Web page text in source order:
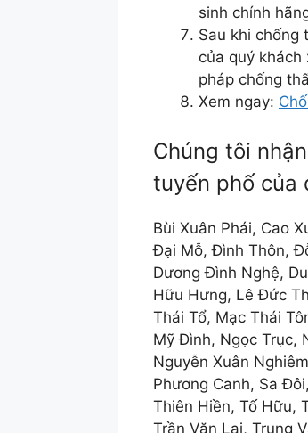
sinh chính
Sau khi chống
của quý
pháp chống
Xem ngay:
Chúng tôi
tuyến phố của
Bùi Xuân Phái, Cao
Đại Mỗ, Đình Thôn,
Dương Đình Nghệ,
Hữu Hưng, Lê Đức
Thái Tổ, Mạc Thái
Mỹ Đình, Ngọc Trục,
Nguyễn Xuân
Phương Canh, Sa
Thiên Hiền, Tố Hữu,
Trần Văn Lai, Trung